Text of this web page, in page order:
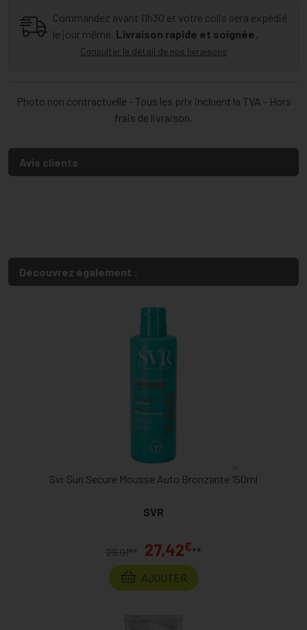
Commandez avant 11h30 et votre colis sera expédié
le jour même. Livraison rapide et soignée.
Consulter le détail de nos livraisons
Photo non contractuelle - Tous les prix incluent la TVA - Hors
frais de livraison.
Avis clients
Découvrez également :
Svr Sun Secure Mousse Auto Bronzante 150ml
SVR
29,01€ * 27,42€**
AJOUTER